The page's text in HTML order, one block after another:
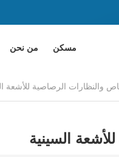
مسكن من نحن
السينية